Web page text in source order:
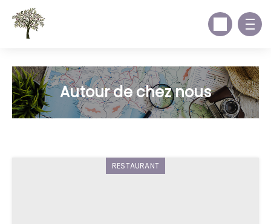
Autour de chez nous
RESTAURANT